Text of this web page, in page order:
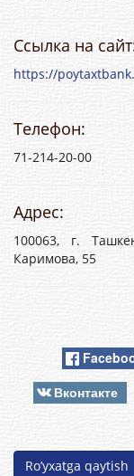
Ссылка на
https://
Телефон:
71-214-20-00
Адрес:
100063, г.
Каримова, 55
Вконтакте
Ro’yxatga qaytish